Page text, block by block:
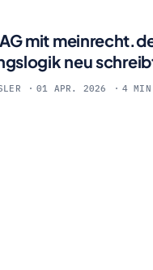
mit
neu
01 APR. 2026 4